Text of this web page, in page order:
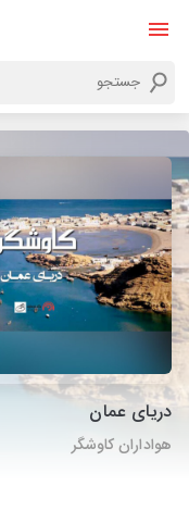
دریای عمان
هواداران کاوشگر